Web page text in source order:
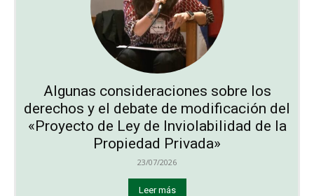
Algunas consideraciones sobre los
derechos y el debate de modificación del
«Proyecto de Ley de Inviolabilidad de la
Propiedad Privada»
23/07/2026
Leer más